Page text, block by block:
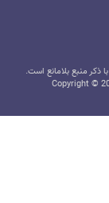
منبع بلامانع است.
Copyright ©